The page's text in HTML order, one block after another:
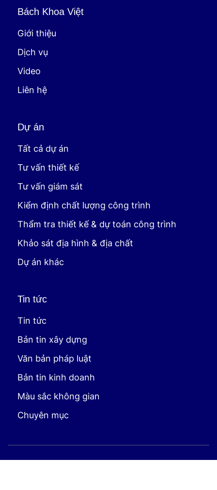
Bách Khoa Việt
Giới thiệu
Dịch vụ
Video
Liên hệ
Dự án
Tất cả dự án
Tư vấn thiết kế
Tư vấn giám sát
Kiểm định chất lượng công trình
Thẩm tra thiết kế & dự toán công trình
Khảo sát địa hình & địa chất
Dự án khác
Tin tức
Tin tức
Bản tin xây dựng
Văn bản pháp luật
Bản tin kinh doanh
Màu sắc không gian
Chuyên mục